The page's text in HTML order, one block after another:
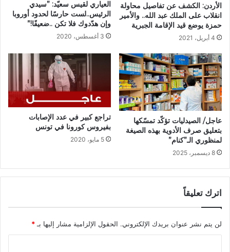
الأردن: الكشف عن تفاصيل محاولة
انقلاب على الملك عبد الله.. والأمير
حمزة يوضع قيد الإقامة الجبرية
4 أبريل، 2021
العياري لقيس سعيّد: ”سيدي
الرئيس..لست حارسًا لحدود أوروبا
وإن هدّدوك فلا تكن ..ضعيفًا!”
3 أغسطس، 2020
عاجل/ الصيدليات تؤكّد تمسّكها
بتعليق صرف الأدوية بهذه الصيغة
لمنظوري الـ”كنام”
8 ديسمبر، 2025
تراجع كبير في عدد الإصابات
بفيروس كورونا في تونس
5 مايو، 2020
اترك تعليقاً
لن يتم نشر عنوان بريدك الإلكتروني. الحقول الإلزامية مشار إليها بـ*